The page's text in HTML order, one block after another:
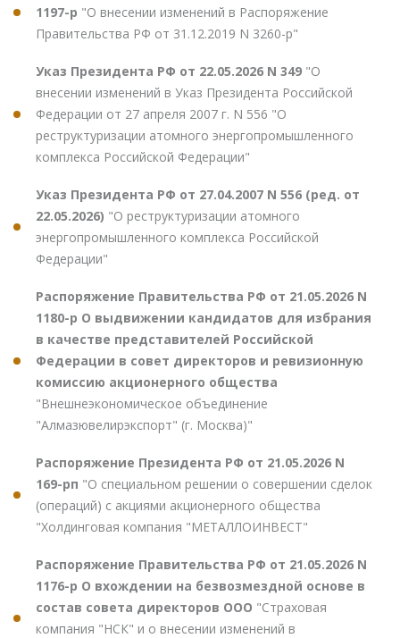
1197-р "О внесении изменений в Распоряжение
Правительства РФ от 31.12.2019 N 3260-р"
Указ Президента РФ от 22.05.2026 N 349 "О
внесении изменений в Указ Президента Российской
Федерации от 27 апреля 2007 г. N 556 "О
реструктуризации атомного энергопромышленного
комплекса Российской Федерации"
Указ Президента РФ от 27.04.2007 N 556 (ред. от
22.05.2026) "О реструктуризации атомного
энергопромышленного комплекса Российской
Федерации"
Распоряжение Правительства РФ от 21.05.2026 N
1180-р О выдвижении кандидатов для избрания
в качестве представителей Российской
Федерации в совет директоров и ревизионную
комиссию акционерного общества
"Внешнеэкономическое объединение
"Алмазювелирэкспорт" (г. Москва)"
Распоряжение Президента РФ от 21.05.2026 N
169-рп "О специальном решении о совершении сделок
(операций) с акциями акционерного общества
"Холдинговая компания "МЕТАЛЛОИНВЕСТ"
Распоряжение Правительства РФ от 21.05.2026 N
1176-р О вхождении на безвозмездной основе в
состав совета директоров ООО "Страховая
компания "НСК" и о внесении изменений в